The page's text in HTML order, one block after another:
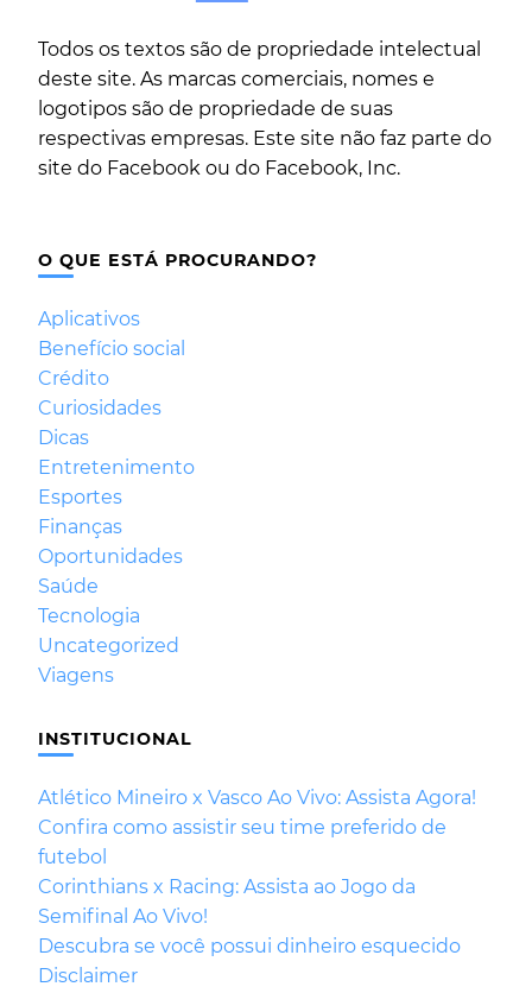
Todos os textos são de propriedade intelectual
deste site. As marcas comerciais, nomes e
logotipos são de propriedade de suas
respectivas empresas. Este site não faz parte do
site do Facebook ou do Facebook, Inc.
O QUE ESTÁ PROCURANDO?
Aplicativos
Benefício social
Crédito
Curiosidades
Dicas
Entretenimento
Esportes
Finanças
Oportunidades
Saúde
Tecnologia
Uncategorized
Viagens
INSTITUCIONAL
Atlético Mineiro x Vasco Ao Vivo: Assista Agora!
Confira como assistir seu time preferido de
futebol
Corinthians x Racing: Assista ao Jogo da
Semifinal Ao Vivo!
Descubra se você possui dinheiro esquecido
Disclaimer